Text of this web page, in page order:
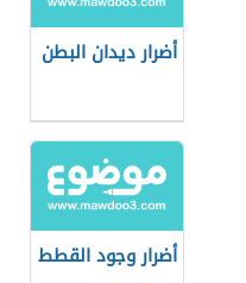
أضرار ديدان البطن
أضرار وجود القطط